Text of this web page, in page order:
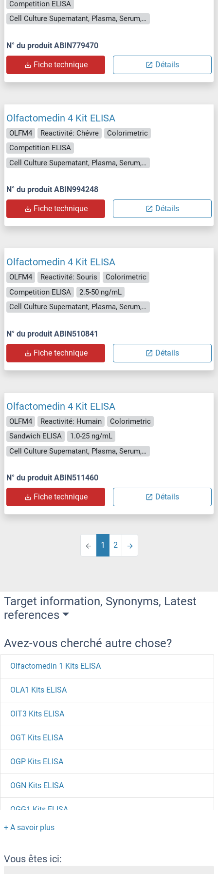
Competition ELISA
Cell Culture Supernatant, Plasma, Serum, Tissue Homogenate
N° du produit ABIN779470
Fiche technique Détails
Olfactomedin 4 Kit ELISA
OLFM4 Reactivité: Chévre
Colorimetric
Competition ELISA
Cell Culture Supernatant, Plasma, Serum, Tissue Homogenate
N° du produit ABIN994248
Fiche technique Détails
Olfactomedin 4 Kit ELISA
OLFM4 Reactivité: Souris
Colorimetric
Competition ELISA
2.5-50 ng/mL
Cell Culture Supernatant, Plasma, Serum, Tissue Homogenate
N° du produit ABIN510841
Fiche technique Détails
Olfactomedin 4 Kit ELISA
OLFM4 Reactivité: Humain
Colorimetric
Sandwich ELISA
1.0-25 ng/mL
Cell Culture Supernatant, Plasma, Serum, Tissue Homogenate
N° du produit ABIN511460
Fiche technique Détails
1 2
Target information, Synonyms, Latest
references
Avez-vous cherché autre chose?
Olfactomedin 1 Kits ELISA
OLA1 Kits ELISA
OIT3 Kits ELISA
OGT Kits ELISA
OGP Kits ELISA
OGN Kits ELISA
OGG1 Kits ELISA
OGFR Kits ELISA
ODC1 Kits ELISA
Vous êtes ici: